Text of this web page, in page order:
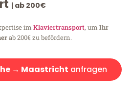
| ab 200€
im Klaviertransport, um Ihr
ab 200€ zu befördern.
→ Maastricht anfragen